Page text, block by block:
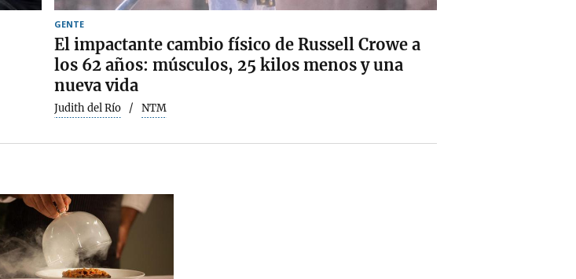
GENTE
El impactante cambio físico de Russell Crowe a
los 62 años: músculos, 25 kilos menos y una
nueva vida
Judith del Río NTM